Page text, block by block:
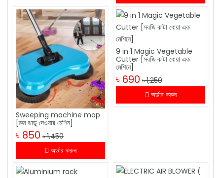
Sweeping machine mop
[রুম ঝাড়ু দেওয়ার মেশিন]
৳ 850 ৳ 1,450
অর্ডার করুন
9 in 1 Magic Vegetable
Cutter [সবজি কাটা ধোয়া এক
মেশিনে]
৳ 690 ৳ 1,250
অর্ডার করুন